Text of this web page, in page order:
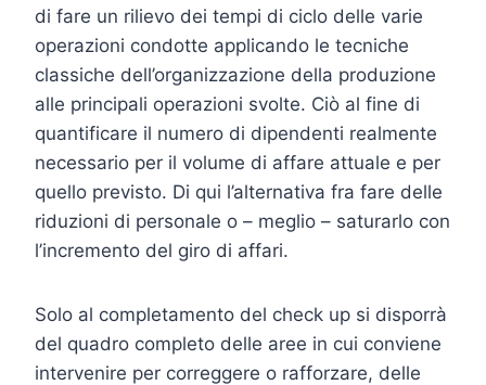
di fare un rilievo dei tempi di ciclo delle varie
operazioni condotte applicando le tecniche
classiche dell’organizzazione della produzione
alle principali operazioni svolte. Ciò al fine di
quantificare il numero di dipendenti realmente
necessario per il volume di affare attuale e per
quello previsto. Di qui l’alternativa fra fare delle
riduzioni di personale o – meglio – saturarlo con
l’incremento del giro di affari.
Solo al completamento del check up si disporrà
del quadro completo delle aree in cui conviene
intervenire per correggere o rafforzare, delle